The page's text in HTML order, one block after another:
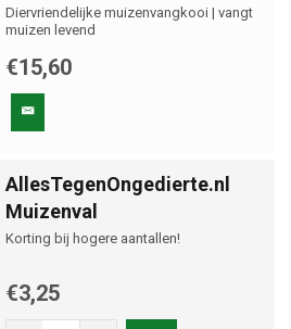
Diervriendelijke muizenvangkooi | vangt
muizen levend
€15,60
AllesTegenOngedierte.nl
Muizenval
Korting bij hogere aantallen!
€3,25